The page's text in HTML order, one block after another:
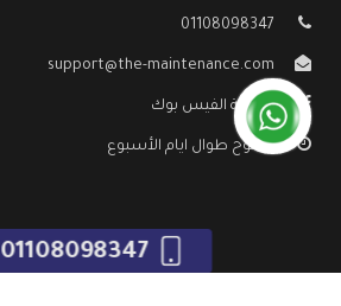
01108098347
support@the-maintenance.com
صفحة الفيس بوك
مفتوح طوال ايام الأسبوع
01108098347